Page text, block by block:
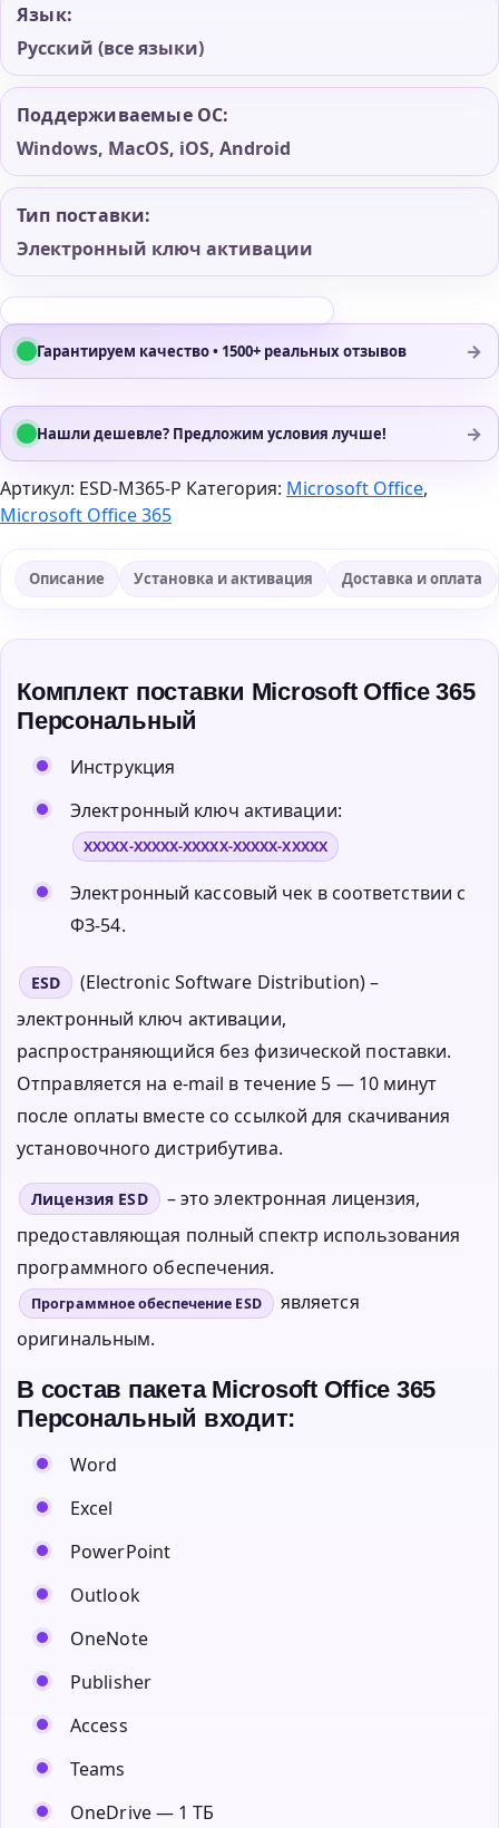
Язык:
Русский (все языки)
Поддерживаемые ОС:
Windows, MacOS, iOS, Android
Тип поставки:
Электронный ключ активации
Гарантируем качество • 1500+ реальных отзывов →
Нашли дешевле? Предложим условия лучше! →
Артикул: ESD-M365-P Категория: Microsoft Office,
Microsoft Office 365
Описание Установка и активация Доставка и оплата
Комплект поставки Microsoft Office 365
Персональный
Инструкция
Электронный ключ активации:
XXXXX-XXXXX-XXXXX-XXXXX-XXXXX
Электронный кассовый чек в соответствии с
ФЗ-54.
ESD
(Electronic Software Distribution) –
электронный ключ активации,
распространяющийся без физической поставки.
Отправляется на e-mail в течение 5 — 10 минут
после оплаты вместе со ссылкой для скачивания
установочного дистрибутива.
Лицензия ESD
– это электронная лицензия,
предоставляющая полный спектр использования
программного обеспечения.
Программное обеспечение ESD
является
оригинальным.
В состав пакета Microsoft Office 365
Персональный входит:
Word
Excel
PowerPoint
Outlook
OneNote
Publisher
Access
Teams
OneDrive — 1 ТБ